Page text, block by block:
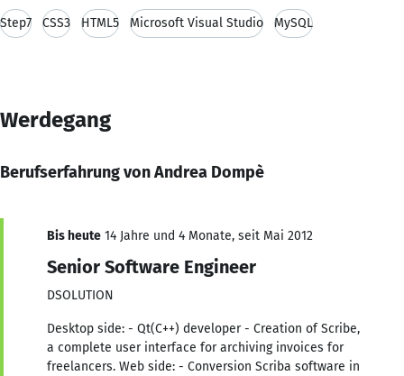
Step7 CSS3 HTML5 Microsoft Visual Studio MySQL
Werdegang
Berufserfahrung von Andrea Dompè
Bis heute 14 Jahre und 4 Monate, seit Mai 2012
Senior Software Engineer
DSOLUTION
Desktop side: - Qt(C++) developer - Creation of Scribe,
a complete user interface for archiving invoices for
freelancers. Web side: - Conversion Scriba software in